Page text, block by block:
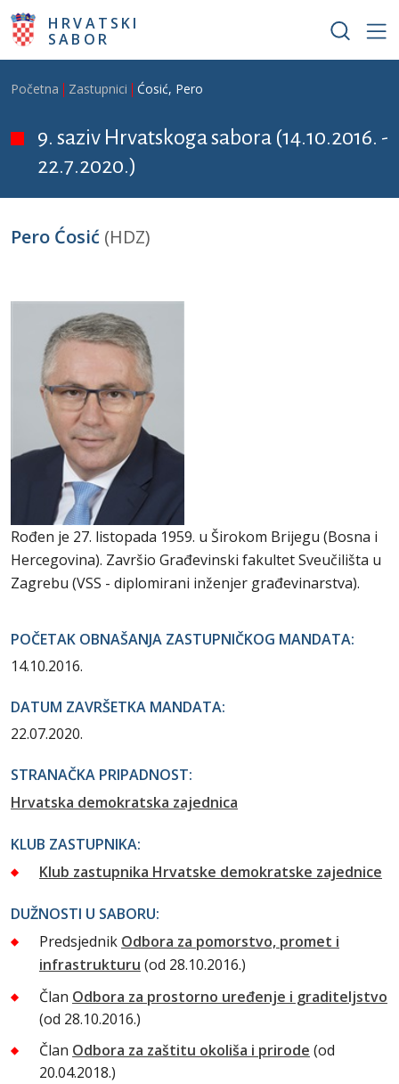
Skoči na glavni sadržaj
HRVATSKI
SABOR
Breadcrumb
Početna Zastupnici Ćosić, Pero
9. saziv Hrvatskoga sabora (14.10.2016. -
22.7.2020.)
Pero Ćosić (HDZ)
Rođen je 27. listopada 1959. u Širokom Brijegu (Bosna i
Hercegovina). Završio Građevinski fakultet Sveučilišta u
Zagrebu (VSS - diplomirani inženjer građevinarstva).
POČETAK OBNAŠANJA ZASTUPNIČKOG MANDATA:
14.10.2016.
DATUM ZAVRŠETKA MANDATA:
22.07.2020.
STRANAČKA PRIPADNOST:
Hrvatska demokratska zajednica
KLUB ZASTUPNIKA:
Klub zastupnika Hrvatske demokratske zajednice
DUŽNOSTI U SABORU:
Predsjednik Odbora za pomorstvo, promet i
infrastrukturu (od 28.10.2016.)
Član Odbora za prostorno uređenje i graditeljstvo
(od 28.10.2016.)
Član Odbora za zaštitu okoliša i prirode (od
20.04.2018.)